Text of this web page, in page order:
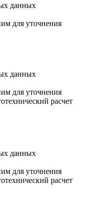
данных
для уточнения
данных
для уточнения
расчет
данных
для уточнения
расчет